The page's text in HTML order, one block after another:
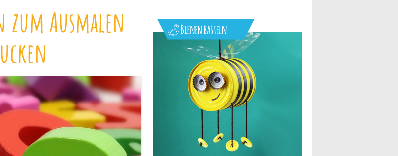
zum Ausmalen